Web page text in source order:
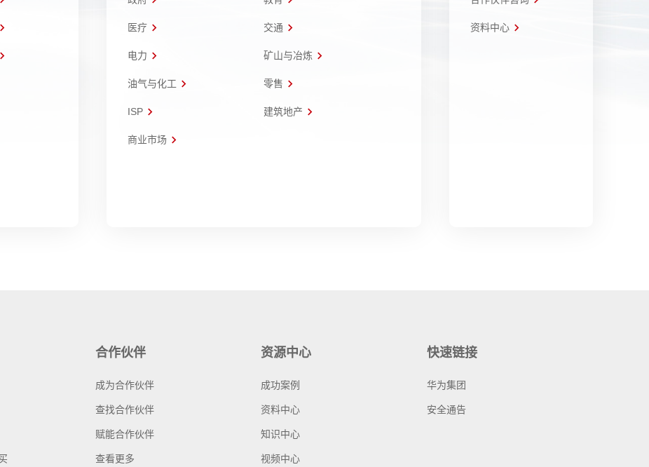
医疗 交通
电力 矿山与冶炼
油气与化工 零售
ISP 建筑地产
商业市场
资料中心
合作伙伴
成为合作伙伴
查找合作伙伴
赋能合作伙伴
查看更多
资源中心
成功案例
资料中心
知识中心
视频中心
快速链接
华为集团
安全通告